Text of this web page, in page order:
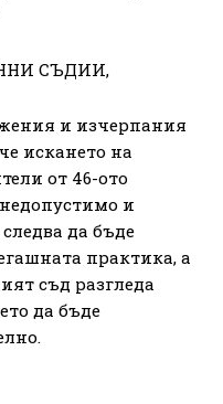
СЪДИИ,
и изчерпания
искането на
от 46-ото
и
да бъде
практика, а
съд разгледа
да бъде